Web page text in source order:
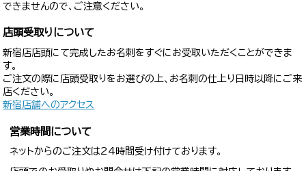
できませんので、ご注意ください。
店頭受取りについて
新宿店店頭にて完成したお名刺をすぐにお受取いただくことができま
す。
ご注文の際に店頭受取りをお選びの上、お名刺の仕上り日時以降にご来
店ください。
新宿店舗へのアクセス
営業時間について
ネットからのご注文は24時間受け付けております。